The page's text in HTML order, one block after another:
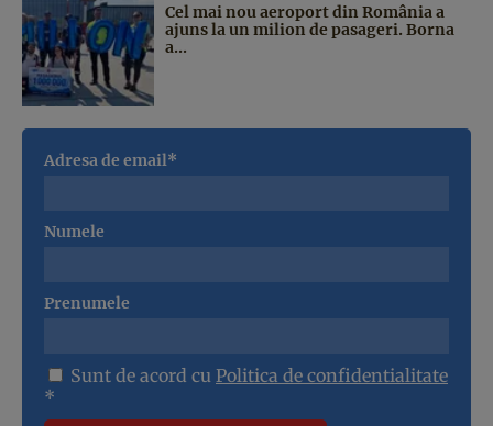
Cel mai nou aeroport din România a
ajuns la un milion de pasageri. Borna
a...
Adresa de email*
Numele
Prenumele
Sunt de acord cu Politica de confidentialitate
*